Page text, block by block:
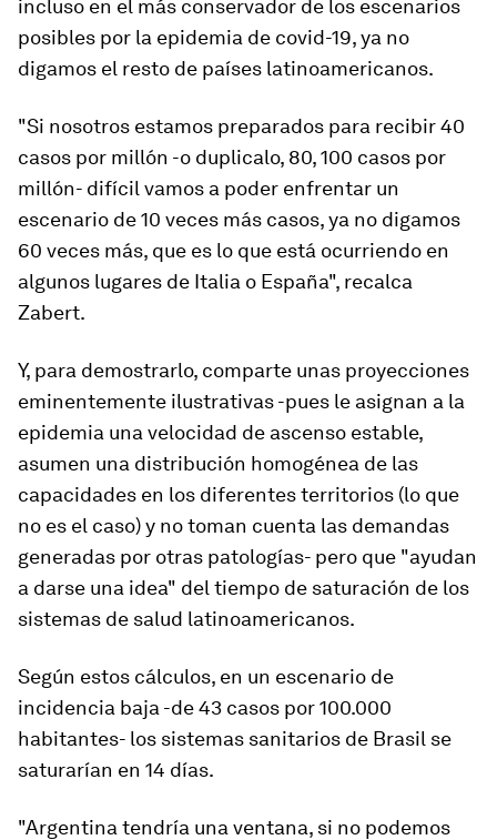
incluso en el más conservador de los escenarios
posibles por la epidemia de covid-19, ya no
digamos el resto de países latinoamericanos.
"Si nosotros estamos preparados para recibir 40
casos por millón -o duplicalo, 80, 100 casos por
millón- difícil vamos a poder enfrentar un
escenario de 10 veces más casos, ya no digamos
60 veces más, que es lo que está ocurriendo en
algunos lugares de Italia o España", recalca
Zabert.
Y, para demostrarlo, comparte unas proyecciones
eminentemente ilustrativas -pues le asignan a la
epidemia una velocidad de ascenso estable,
asumen una distribución homogénea de las
capacidades en los diferentes territorios (lo que
no es el caso) y no toman cuenta las demandas
generadas por otras patologías- pero que "ayudan
a darse una idea" del tiempo de saturación de los
sistemas de salud latinoamericanos.
Según estos cálculos, en un escenario de
incidencia baja -de 43 casos por 100.000
habitantes- los sistemas sanitarios de Brasil se
saturarían en 14 días.
"Argentina tendría una ventana, si no podemos